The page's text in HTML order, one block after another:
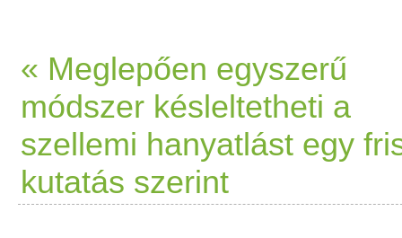
gyulladáscsökkentő, és az
rakottételeknek nagy
csak arakottkrumplira
Rakottlilakáposzta- ha új
« Meglepően egyszerű
módszer késleltetheti a
szellemi hanyatlást egy
kutatás szerint